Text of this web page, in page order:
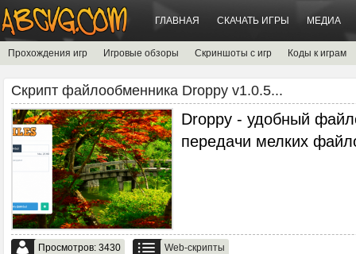
ГЛАВНАЯ СКАЧАТЬ ИГРЫ МЕДИА
Прохождения игр Игровые обзоры Скриншоты с игр Коды к играм
Скрипт файлообменника Droppy v1.0.5...
Droppy - удобный
передачи мелких
Просмотров: 3430 Web-скрипты